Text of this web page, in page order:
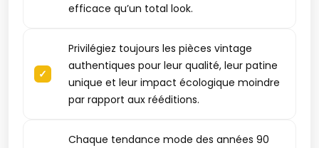
efficace qu’un total look.
Privilégiez toujours les pièces vintage
authentiques pour leur qualité, leur patine
unique et leur impact écologique moindre
par rapport aux rééditions.
Chaque tendance mode des années 90